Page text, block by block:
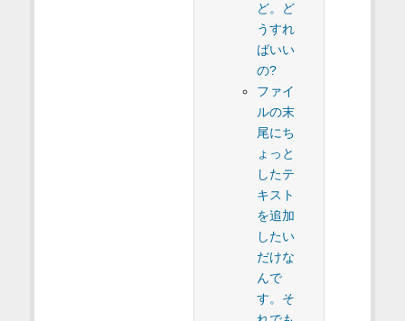
ど。ど
うすれ
ばいい
の?
ファイ
ルの末
尾にち
ょっと
したテ
キスト
を追加
したい
だけな
んで
す。そ